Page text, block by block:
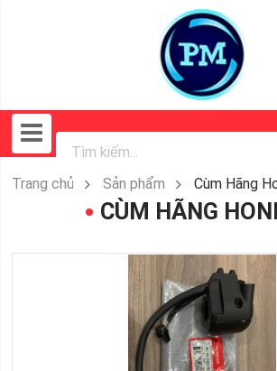
Trang chủ Sản phẩm Cùm Hãng
CÙM HÃNG